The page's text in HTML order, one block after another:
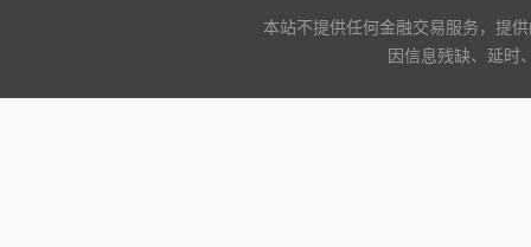
本站不提供任何金融交易服务，提
因信息残缺、延时